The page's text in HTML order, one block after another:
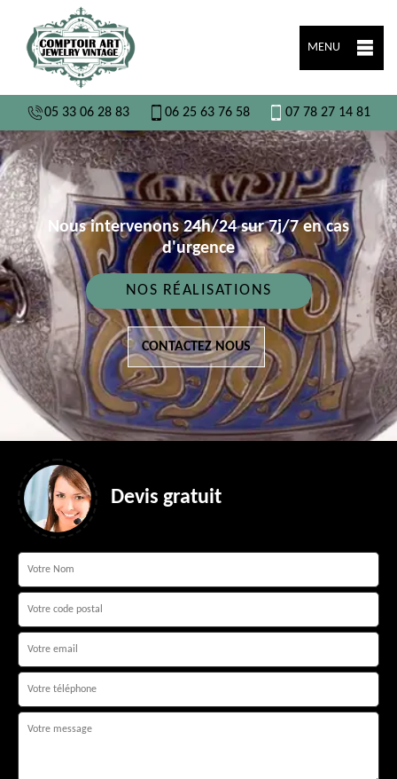
MENU
05 33 06 28 83 06 25 63 76 58 07 78 27 14 81
Nous intervenons 24h/24 sur 7j/7 en cas
d'urgence
NOS RÉALISATIONS
CONTACTEZ NOUS
Devis gratuit